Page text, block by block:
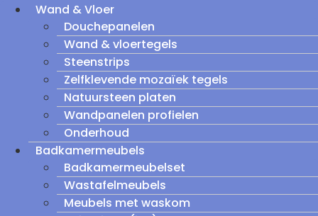
Wand & Vloer
Douchepanelen
Wand & vloertegels
Steenstrips
Zelfklevende mozaïek tegels
Natuursteen platen
Wandpanelen profielen
Onderhoud
Badkamermeubels
Badkamermeubelset
Wastafelmeubels
Meubels met waskom